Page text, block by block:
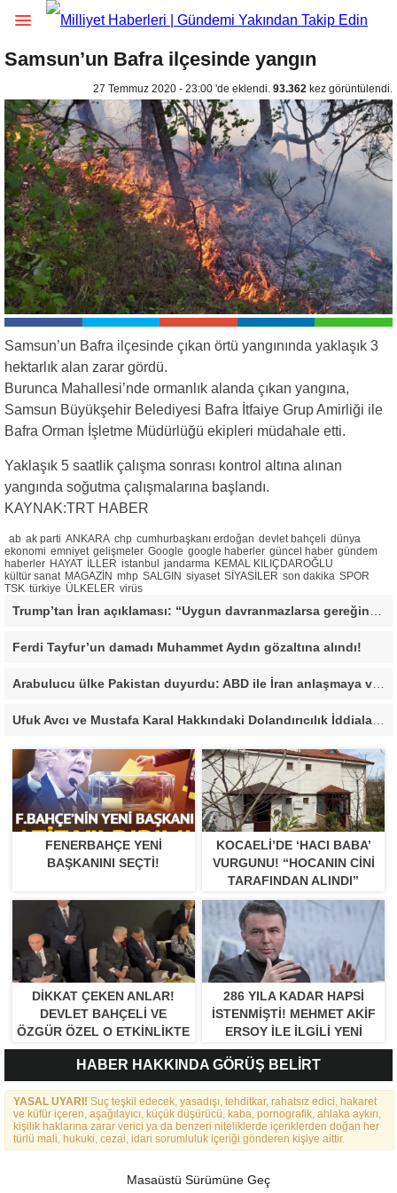
Samsun’un Bafra ilçesinde yangın
27 Temmuz 2020 - 23:00 'de eklendi. 93.362 kez görüntülendi.
Samsun’un Bafra ilçesinde çıkan örtü yangınında yaklaşık 3
hektarlık alan zarar gördü.
Burunca Mahallesi’nde ormanlık alanda çıkan yangına,
Samsun Büyükşehir Belediyesi Bafra İtfaiye Grup Amirliği ile
Bafra Orman İşletme Müdürlüğü ekipleri müdahale etti.
Yaklaşık 5 saatlik çalışma sonrası kontrol altına alınan
yangında soğutma çalışmalarına başlandı.
KAYNAK:TRT HABER
ab ak parti ANKARA chp cumhurbaşkanı erdoğan devlet bahçeli dünya
ekonomi emniyet gelişmeler Google google haberler güncel haber gündem
haberler HAYAT İLLER istanbul jandarma KEMAL KILIÇDAROĞLU
kültür sanat MAGAZİN mhp SALGIN siyaset SİYASİLER son dakika SPOR
TSK türkiye ÜLKELER virüs
Ferdi Tayfur’un damadı Muhammet Aydın gözaltına alındı!
Arabulucu ülke Pakistan duyurdu: ABD ile İran anlaşmaya vardı
Ufuk Avcı ve Mustafa Karal Hakkındaki Dolandırıcılık İddiaları Büyüyor
FENERBAHÇE YENI
BAŞKANINI SEÇTI!
KOCAELI’DE ‘HACI BABA’
VURGUNU! “HOCANIN CINI
TARAFINDAN ALINDI”
DIKKAT ÇEKEN ANLAR!
DEVLET BAHÇELI VE
ÖZGÜR ÖZEL O ETKINLIKTE
BIR ARAYA GELDILER
286 YILA KADAR HAPSI
ISTENMIŞTI! MEHMET AKIF
ERSOY ILE ILGILI YENI
GELIŞME
HABER HAKKINDA GÖRÜŞ BELİRT
YASAL UYARI! Suç teşkil edecek, yasadışı, tehditkar, rahatsız edici, hakaret
ve küfür içeren, aşağılayıcı, küçük düşürücü, kaba, pornografik, ahlaka aykırı,
kişilik haklarına zarar verici ya da benzeri niteliklerde içeriklerden doğan her
türlü mali, hukuki, cezai, idari sorumluluk içeriği gönderen kişiye aittir.
Masaüstü Sürümüne Geç